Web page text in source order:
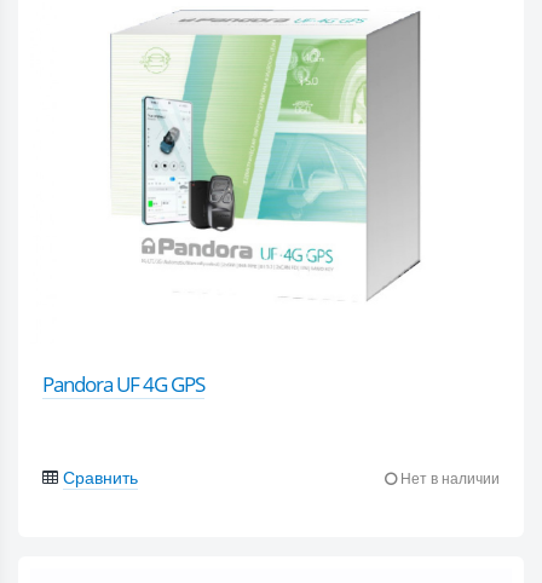
Pandora UF 4G GPS
Сравнить Нет в наличии